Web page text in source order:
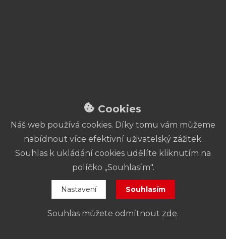
Prázdninová otevírací
doba pokladny
27. 6. – 13. 9.: Pokladna jeuzavřena
Otevřeno od16 do 19 hod
Od 17. 9.:
Platístandardní otevírací
doba.
Cookies
Náš web používá cookies. Díky tomu vám můžeme
nabídnout více efektivní uživatelský zážitek.
Souhlas k ukládání cookies udělíte kliknutím na
políčko „Souhlasím".
Nastavení Souhlasím
Souhlas můžete odmítnout zde.